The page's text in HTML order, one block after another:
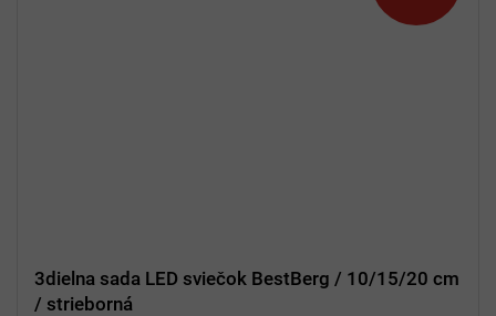
3dielna sada LED sviečok BestBerg / 10/15/20 cm
/ strieborná